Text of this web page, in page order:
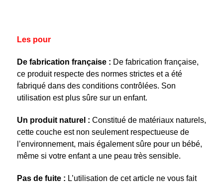
Les pour
De fabrication française : De fabrication française,
ce produit respecte des normes strictes et a été
fabriqué dans des conditions contrôlées. Son
utilisation est plus sûre sur un enfant.
Un produit naturel : Constitué de matériaux naturels,
cette couche est non seulement respectueuse de
l’environnement, mais également sûre pour un bébé,
même si votre enfant a une peau très sensible.
Pas de fuite : L’utilisation de cet article ne vous fait